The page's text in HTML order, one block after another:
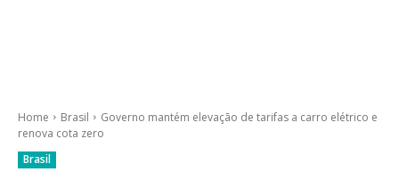
Home Brasil
Governo mantém elevação de tarifas a carro elétrico e
renova cota zero
Brasil